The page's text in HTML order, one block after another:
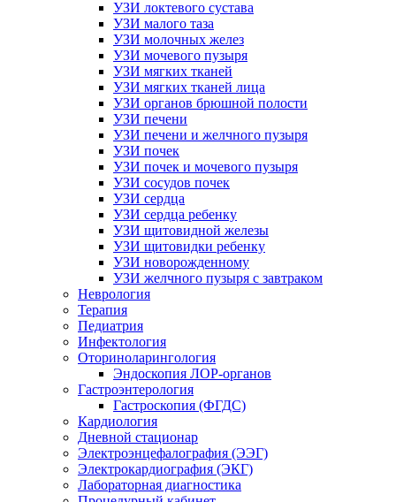
УЗИ локтевого сустава
УЗИ малого таза
УЗИ молочных желез
УЗИ мочевого пузыря
УЗИ мягких тканей
УЗИ мягких тканей лица
УЗИ органов брюшной полости
УЗИ печени
УЗИ печени и желчного пузыря
УЗИ почек
УЗИ почек и мочевого пузыря
УЗИ сосудов почек
УЗИ сердца
УЗИ сердца ребенку
УЗИ щитовидной железы
УЗИ щитовидки ребенку
УЗИ новорожденному
УЗИ желчного пузыря с завтраком
Неврология
Терапия
Педиатрия
Инфектология
Оториноларингология
Эндоскопия ЛОР-органов
Гастроэнтерология
Гастроскопия (ФГДС)
Кардиология
Дневной стационар
Электроэнцефалография (ЭЭГ)
Электрокардиография (ЭКГ)
Лабораторная диагностика